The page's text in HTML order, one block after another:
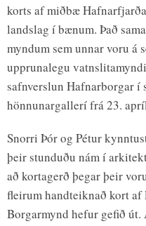
korts af miðbæ
landslag í bænum. Það
myndum sem unnar voru á
upprunalegu
safnverslun Hafnarborgar í
hönnunargallerí frá 23.
Snorri Þór og Pétur
þeir stunduðu nám í
að kortagerð þegar þeir
fleirum handteiknað kort
Borgarmynd hefur gefið